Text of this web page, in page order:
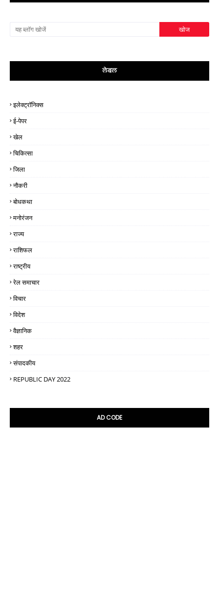
लेबल
इलेक्ट्रॉनिक्स
ई-पेपर
खेल
चिकित्सा
जिला
नौकरी
बोधकथा
मनोरंजन
राज्य
राशिफल
राष्ट्रीय
रेल समाचार
विचार
विदेश
वैज्ञानिक
शहर
संपादकीय
REPUBLIC DAY 2022
AD CODE